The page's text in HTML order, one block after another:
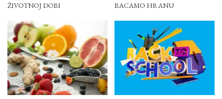
ŽIVOTNOJ DOBI
BACAMO HRANU